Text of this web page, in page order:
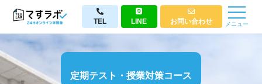
TEL LINE お問い合わせ メニュー
定期テスト・授業対策コース